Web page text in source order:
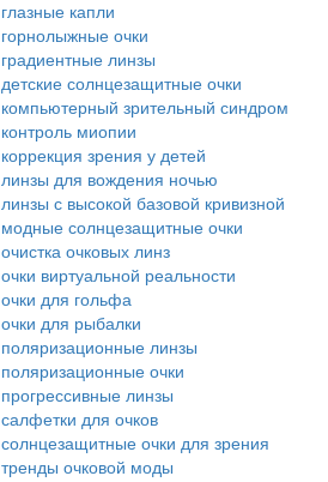
глазные капли
горнолыжные очки
градиентные линзы
детские солнцезащитные очки
компьютерный зрительный синдром
контроль миопии
коррекция зрения у детей
линзы для вождения ночью
линзы с высокой базовой кривизной
модные солнцезащитные очки
очистка очковых линз
очки виртуальной реальности
очки для гольфа
очки для рыбалки
поляризационные линзы
поляризационные очки
прогрессивные линзы
салфетки для очков
солнцезащитные очки для зрения
тренды очковой моды